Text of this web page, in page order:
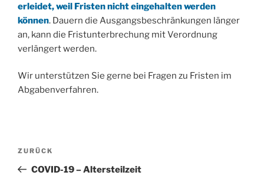
erleidet, weil Fristen nicht eingehalten werden
können. Dauern die Ausgangsbeschränkungen länger
an, kann die Fristunterbrechung mit Verordnung
verlängert werden.
Wir unterstützen Sie gerne bei Fragen zu Fristen im
Abgabenverfahren.
Beitragsnavigation
Vorheriger
Beitrag
ZURÜCK
COVID-19 – Altersteilzeit